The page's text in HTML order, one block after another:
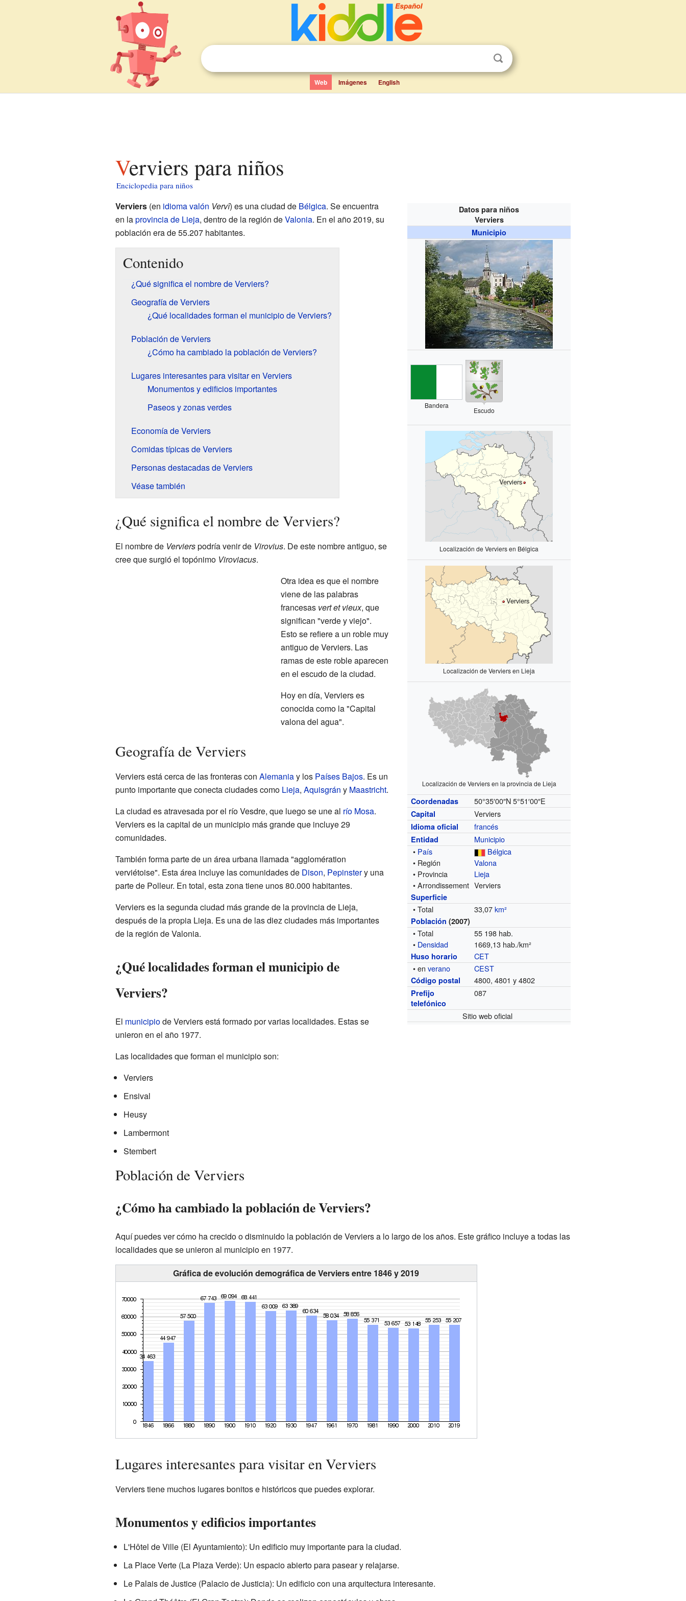
Web Imágenes English
Verviers para niños
Enciclopedia para niños
Datos para niños
Verviers
Municipio
Bandera
Escudo
Verviers
Localización de Verviers en Bélgica
Verviers
Localización de Verviers en Lieja
Localización de Verviers en la provincia de Lieja
Coordenadas 50°35′00″N 5°51′00″E
Capital Verviers
Idioma oficial francés
Entidad
Municipio
• País
Bélgica
• Región
Valona
• Provincia
Lieja
• Arrondissement Verviers
Superficie
• Total 33,07km²
Población (2007)
• Total
55 198 hab.
• Densidad 1669,13 hab./km²
Huso horario
CET
• enverano CEST
Código postal 4800, 4801 y 4802
Prefijo
telefónico
087
Sitio web oficial
Verviers(en idioma valón Vervî) es una ciudad de Bélgica. Se encuentra
en laprovincia de Lieja, dentro de la región deValonia. En el año 2019, su
población era de 55.207 habitantes.
Contenido
¿Qué significa el nombre de Verviers?
Geografía de Verviers
¿Qué localidades forman el municipio de Verviers?
Población de Verviers
¿Cómo ha cambiado la población de Verviers?
Lugares interesantes para visitar en Verviers
Monumentos y edificios importantes
Paseos y zonas verdes
Economía de Verviers
Comidas típicas de Verviers
Personas destacadas de Verviers
Véase también
¿Qué significa el nombre de Verviers?
El nombre de Vervierspodría venir de Virovius. De este nombre antiguo, se
cree que surgió el topónimo Viroviacus.
Otra idea es que el nombre
viene de las palabras
francesas vert et vieux, que
significan "verde y viejo".
Esto se refiere a un roble muy
antiguo de Verviers. Las
ramas de este roble aparecen
en el escudo de la ciudad.
Hoy en día, Verviers es
conocida como la "Capital
valona del agua".
Geografía de Verviers
Verviers está cerca de las fronteras con Alemaniay los Países Bajos. Es un
punto importante que conecta ciudades como Lieja, Aquisgrán y Maastricht.
La ciudad es atravesada por el río Vesdre, que luego se une al río Mosa.
Verviers es la capital de un municipio más grande que incluye 29
comunidades.
También forma parte de un área urbana llamada "agglomération
verviétoise". Esta área incluye las comunidades de Dison, Pepinstery una
parte de Polleur. En total, esta zona tiene unos 80.000 habitantes.
Verviers es la segunda ciudad más grande de la provincia de Lieja,
después de la propia Lieja. Es una de las diez ciudades más importantes
de la región de Valonia.
¿Qué localidades forman el municipio de
Verviers?
El municipiode Verviers está formado por varias localidades. Estas se
unieron en el año 1977.
Las localidades que forman el municipio son:
Verviers
Ensival
Heusy
Lambermont
Stembert
Población de Verviers
¿Cómo ha cambiado la población de Verviers?
Aquí puedes ver cómo ha crecido o disminuido la población de Verviers a lo largo de los años. Este gráfico incluye a todas las
localidades que se unieron al municipio en 1977.
Gráfica de evolución demográfica de Verviers entre 1846 y 2019
Lugares interesantes para visitar en Verviers
Verviers tiene muchos lugares bonitos e históricos que puedes explorar.
Monumentos y edificios importantes
L'Hôtel de Ville (El Ayuntamiento): Un edificio muy importante para la ciudad.
La Place Verte (La Plaza Verde): Un espacio abierto para pasear y relajarse.
Le Palais de Justice (Palacio de Justicia): Un edificio con una arquitectura interesante.